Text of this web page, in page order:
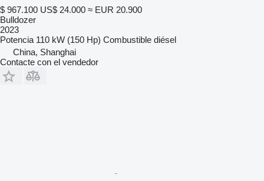
$ 967.100 US$ 24.000 ≈ EUR 20.900
Bulldozer
2023
Potencia 110 kW (150 Hp) Combustible diésel
China, Shanghai
Contacte con el vendedor